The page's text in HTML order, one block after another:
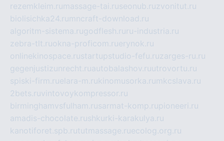
rezemkleim.ru massage-tai.ruseonub.ruzvonitut.ru
biolisichka24.ru mncraft-download.ru
algoritm-sistema.rugodflesh.ru ru-industria.ru
zebra-tlt.ruokna-proficom.ruerynok.ru
onlinekinospace.rustartupstudio-fefu.ruzarges-ru.ru
gegenjustizunrecht.ruautobalashov.ruutrovortu.ru
spiski-firm.ruelara-m.rukinomusorka.ru mkcslava.ru
2bets.ruvintovoykompressor.ru
birminghamvsfulham.rusarmat-komp.rupioneeri.ru
amadis-chocolate.rushkurki-karakulya.ru
kanotiforet.spb.rututmassage.ruecolog.org.ru